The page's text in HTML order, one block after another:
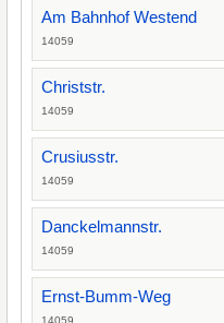
Am Bahnhof Westend
14059
Christstr.
14059
Crusiusstr.
14059
Danckelmannstr.
14059
Ernst-Bumm-Weg
14059